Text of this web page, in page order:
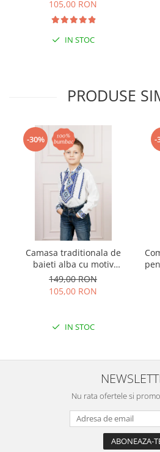
105,00 RON
IN STOC
PRODUSE
-30%
Camasa traditionala de
baieti alba cu motiv
geometric albastru Flavius
01
149,00 RON
105,00 RON
IN STOC
-
Nu rata ofertele si